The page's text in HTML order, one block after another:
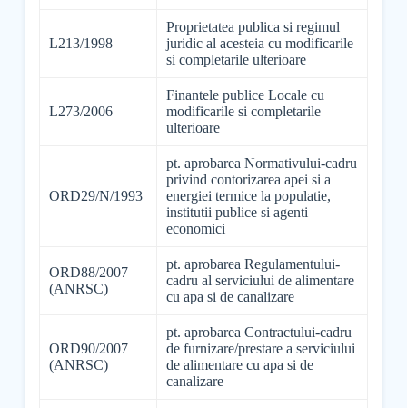
L213/1998
Proprietatea publica si regimul
juridic al acesteia cu modificarile
si completarile ulterioare
L273/2006
Finantele publice Locale cu
modificarile si completarile
ulterioare
ORD29/N/1993
pt. aprobarea Normativului-cadru
privind contorizarea apei si a
energiei termice la populatie,
institutii publice si agenti
economici
ORD88/2007
(ANRSC)
pt. aprobarea Regulamentului-
cadru al serviciului de alimentare
cu apa si de canalizare
ORD90/2007
(ANRSC)
pt. aprobarea Contractului-cadru
de furnizare/prestare a serviciului
de alimentare cu apa si de
canalizare